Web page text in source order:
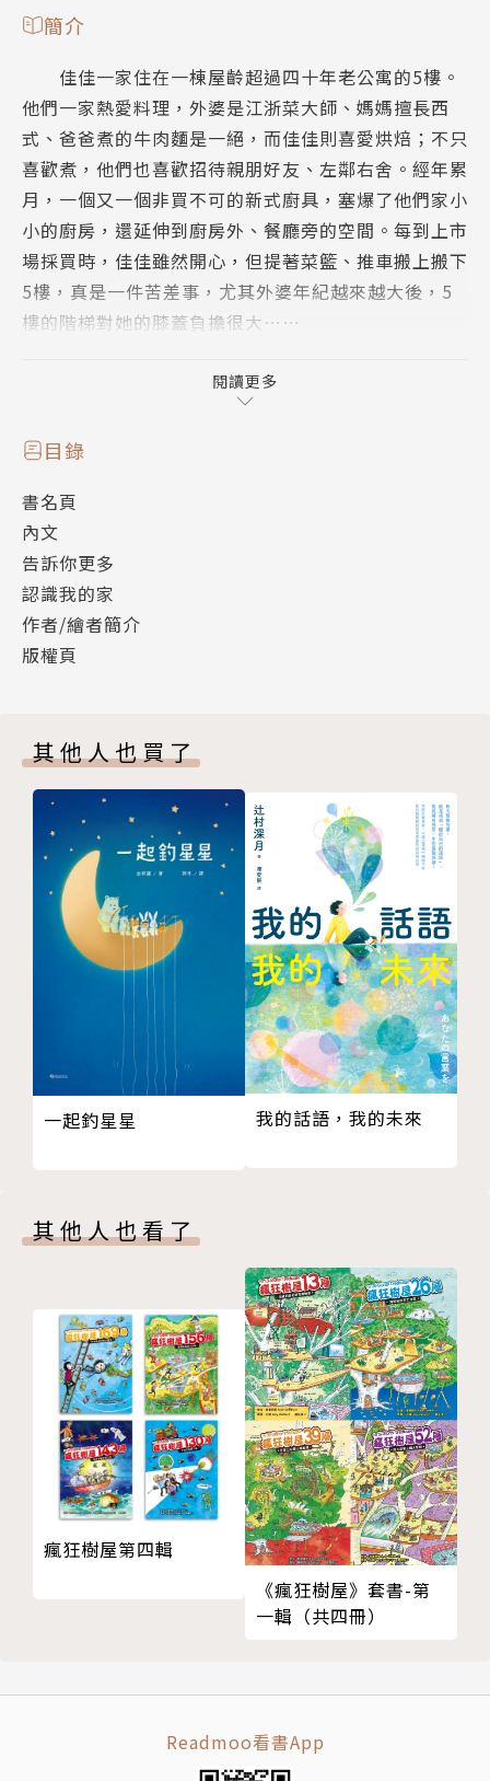
簡介
佳佳一家住在一棟屋齡超過四十年老公寓的5樓。
他們一家熱愛料理，外婆是江浙菜大師、媽媽擅長西
式、爸爸煮的牛肉麵是一絕，而佳佳則喜愛烘焙；不只
喜歡煮，他們也喜歡招待親朋好友、左鄰右舍。經年累
月，一個又一個非買不可的新式廚具，塞爆了他們家小
小的廚房，還延伸到廚房外、餐廳旁的空間。每到上市
場採買時，佳佳雖然開心，但提著菜籃、推車搬上搬下
5樓，真是一件苦差事，尤其外婆年紀越來越大後，5
樓的階梯對她的膝蓋負擔很大……
最近，佳佳注意到，鄰居來家裡吃飯時，聊天都圍
繞著一個話題，原來大家正在討論房子要改建的事。在
一本《佳佳和外婆的神祕配方》筆記本裡，他們一起計
優缺點呢！
改建就表示要告別舊房子、老鄰居，大家都依依不
捨，但是改建卻讓居住的環境更安全、更便利。佳佳一
家暫時搬離了原來居住的地方，老公寓被拆掉重新改
建……終於，經過四年，一家人又回到了自己的家，嶄
家還會繼續做出充滿回憶、美味的家庭料理！
打開繪本，一起和孩子討論：
˙住在一起的家人，如何使用屋內的空間？
˙房子也會變老嗎？
˙家人年紀逐漸變大，家庭成員增加了，房子會有
什麼改變？
˙想要拆掉房子重建蓋一棟，要怎麼做？
1. 故事畫面充滿生活痕跡及細節的插圖，並且以
家人煮食聚餐的溫暖畫面，讓親子感受到家是眾人生活
「都市更新」、「城市發展」。透過生活尋常的故事，
巧妙以料理、烘焙、廚具等元素和房子的拆除和改建連
結，是能夠與親子創造共同回憶的社會議題繪本。
3. 符合SDGs第11指標：永續城鎮與社區。內容呈
現凝聚眾人共識的不容易，歷經多年的討論後，達到安
全、具防災能力與永續居住環境。故事之後補充「告訴
你更多」──關於都市更新是什麼，以及「認識我的
家」──引導互動的內容，協助師長進行相關主題活動
的安排。
是個DNA裡有著滿滿好奇心和跨界想法的人，喜
歡寫作、閱讀和看劇。畢業於輔大法律系和台大城鄉
所，畢業後從事雜誌與圖書編寫，尤其在兒童閱讀領域
閱讀更多
目錄
書名頁
內文
告訴你更多
認識我的家
作者/繪者簡介
版權頁
其他人也買了
一起釣星星 我的話語，我的未來
其他人也看了
瘋狂樹屋第四輯
《瘋狂樹屋》套書-第
一輯（共四冊）
Readmoo看書App